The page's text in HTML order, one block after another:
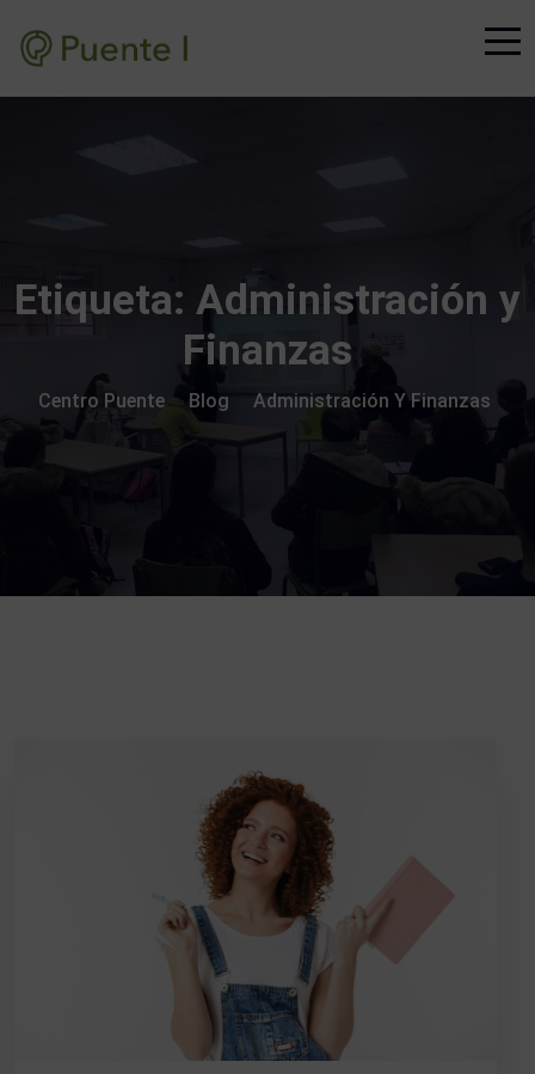
Etiqueta: Administración y
Finanzas
Centro Puente > Blog Administración Y Finanzas